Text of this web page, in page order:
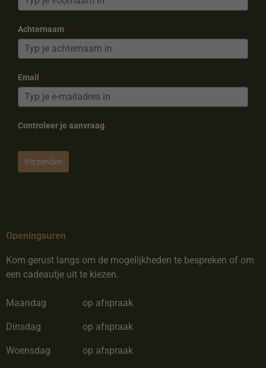
Achternaam*
Email *
Controleer je aanvraag. *
Verzenden
Openingsuren
Kom gerust langs om de mogelijkheden te bespreken of om
een cadeautje uit te kiezen.
Maandag op afspraak
Dinsdag op afspraak
Woensdag op afspraak